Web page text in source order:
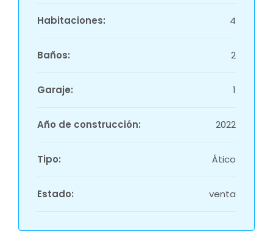
Habitaciones: 4
Baños: 2
Garaje: 1
Año de construcción: 2022
Tipo: Ático
Estado: venta